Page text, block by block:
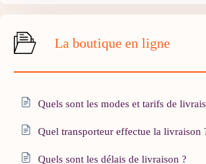
La boutique en ligne
Quels sont les modes et tarifs de
Quel transporteur effectue la livraison
Quels sont les délais de livraison ?